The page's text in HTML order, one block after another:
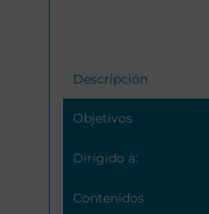
Descripción
Objetivos
Dirigido a:
Contenidos